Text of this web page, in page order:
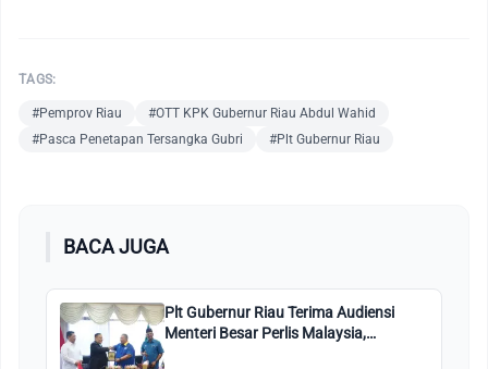
TAGS:
#Pemprov Riau
#OTT KPK Gubernur Riau Abdul Wahid
#Pasca Penetapan Tersangka Gubri
#Plt Gubernur Riau
BACA JUGA
Plt Gubernur Riau Terima Audiensi
Menteri Besar Perlis Malaysia,